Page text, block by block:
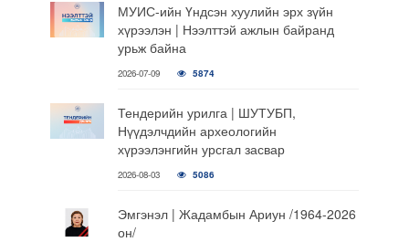
МУИС-ийн Үндсэн хуулийн эрх зүйн
хүрээлэн | Нээлттэй ажлын байранд
урьж байна
2026-07-09 5874
Тендерийн урилга | ШУТУБП,
Нүүдэлчдийн археологийн
хүрээлэнгийн урсгал засвар
2026-08-03 5086
Эмгэнэл | Жадамбын Ариун /1964-2026
он/